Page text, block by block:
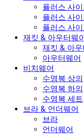
플러스 사이
플러스 사이
플러스 사
재킷 & 아우터웨
재킷 & 아우
아우터웨어
비치웨어
수영복 상의
수영복 하의
수영복 세트
브라 & 언더웨어
브라
언더웨어